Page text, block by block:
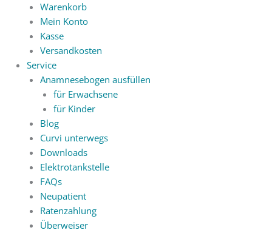
Warenkorb
Mein Konto
Kasse
Versandkosten
Service
Anamnesebogen ausfüllen
für Erwachsene
für Kinder
Blog
Curvi unterwegs
Downloads
Elektrotankstelle
FAQs
Neupatient
Ratenzahlung
Überweiser